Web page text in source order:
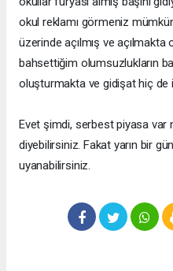
okul reklamı görmeniz
üzerinde açılmış ve açılmakta
bahsettiğim olumsuzlukların
oluşturmakta ve gidişat hiç de
Evet şimdi, serbest piyasa var
diyebilirsiniz. Fakat yarın bir
uyanabilirsiniz.